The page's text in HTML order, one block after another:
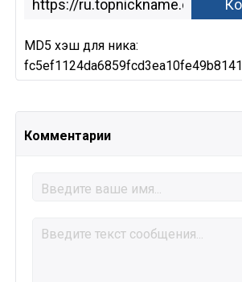
MD5 хэш для ника:
fc5ef1124da6859fcd3ea10fe49b8141
Комментарии